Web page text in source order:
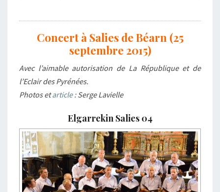
Concert à Salies de Béarn (25
septembre 2015)
Avec l’aimable autorisation de La République et de
l’Eclair des Pyrénées.
Photos etarticle: Serge Lavielle
Elgarrekin Salies 04